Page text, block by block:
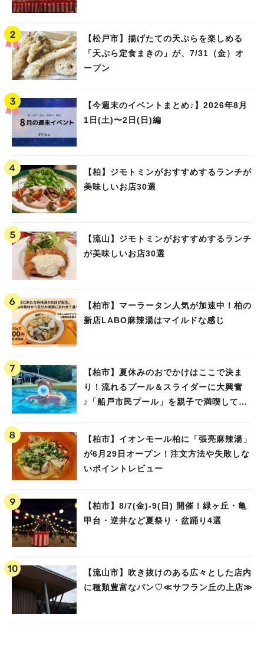
【松戸市】揚げたての天ぷらを楽しめる
「天ぷら定食まきの」が、7/31（金）オ
ープン
【今週末のイベントまとめ♪】2026年8月
1日(土)〜2日(日)編
【柏】ジモトミンがおすすめするランチが
美味しいお店30選
【流山】ジモトミンがおすすめするランチ
が美味しいお店30選
【柏市】マーラータン人気が加速中！柏の
新店LABO麻辣湯はマイルドな感じ
【柏市】夏休みのおでかけはここで決ま
り！流れるプール＆スライダーに大興奮
♪「船戸市民プール」を親子で満喫してき
【柏市】イオンモール柏に「張亮麻辣湯」
が6月29日オープン！注文方法や失敗しな
いポイントレビュー
【柏市】8/7(金)‐9(日) 開催！緑ヶ丘・亀
甲台・逆井など夏祭り・盆踊り4選
【流山市】吹き抜けのある広々とした店内
に種類豊富なパン♡≪サフラン丘の上店≫